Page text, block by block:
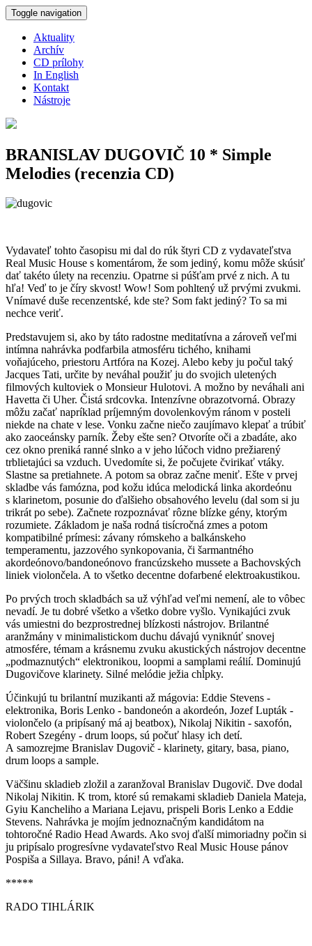
Skočiť na hlavný obsah
Toggle navigation
Aktuality
Archív
CD prílohy
In English
Kontakt
Nástroje
BRANISLAV DUGOVIČ 10 * Simple
Melodies (recenzia CD)
Vydavateľ tohto časopisu mi dal do rúk štyri CD z vydavateľstva
Real Music House s komentárom, že som jediný, komu môže skúsiť
dať takéto úlety na recenziu. Opatrne si púšťam prvé z nich. A tu
hľa! Veď to je číry skvost! Wow! Som pohltený už prvými zvukmi.
Vnímavé duše recenzentské, kde ste? Som fakt jediný? To sa mi
nechce veriť.
Predstavujem si, ako by táto radostne meditatívna a zároveň veľmi
intímna nahrávka podfarbila atmosféru tichého, knihami
voňajúceho, priestoru Artfóra na Kozej. Alebo keby ju počul taký
Jacques Tati, určite by neváhal použiť ju do svojich uletených
filmových kultoviek o Monsieur Hulotovi. A možno by neváhali ani
Havetta či Uher. Čistá srdcovka. Intenzívne obrazotvorná. Obrazy
môžu začať napríklad príjemným dovolenkovým ránom v posteli
niekde na chate v lese. Vonku začne niečo zaujímavo klepať a trúbiť
ako zaoceánsky parník. Žeby ešte sen? Otvoríte oči a zbadáte, ako
cez okno preniká ranné slnko a v jeho lúčoch vidno prežiarený
trblietajúci sa vzduch. Uvedomíte si, že počujete čvirikať vtáky.
Slastne sa pretiahnete. A potom sa obraz začne meniť. Ešte v prvej
skladbe vás famózna, pod kožu idúca melodická linka akordeónu
s klarinetom, posunie do ďalšieho obsahového levelu (dal som si ju
trikrát po sebe). Začnete rozpoznávať rôzne blízke gény, ktorým
rozumiete. Základom je naša rodná tisícročná zmes a potom
kompatibilné prímesi: závany rómskeho a balkánskeho
temperamentu, jazzového synkopovania, či šarmantného
akordeónovo/bandoneónovo francúzskeho mussete a Bachovských
liniek violončela. A to všetko decentne dofarbené elektroakustikou.
Po prvých troch skladbách sa už výhľad veľmi nemení, ale to vôbec
nevadí. Je tu dobré všetko a všetko dobre vyšlo. Vynikajúci zvuk
vás umiestni do bezprostrednej blízkosti nástrojov. Brilantné
aranžmány v minimalistickom duchu dávajú vyniknúť snovej
atmosfére, témam a krásnemu zvuku akustických nástrojov decentne
„podmaznutých“ elektronikou, loopmi a samplami reálií. Dominujú
Dugovičove klarinety. Silné melódie ježia chĺpky.
Účinkujú tu brilantní muzikanti až mágovia: Eddie Stevens -
elektronika, Boris Lenko - bandoneón a akordeón, Jozef Lupták -
violončelo (a pripísaný má aj beatbox), Nikolaj Nikitin - saxofón,
Robert Szegény - drum loops, sú počuť hlasy ich detí.
A samozrejme Branislav Dugovič - klarinety, gitary, basa, piano,
drum loops a sample.
Väčšinu skladieb zložil a zaranžoval Branislav Dugovič. Dve dodal
Nikolaj Nikitin. K trom, ktoré sú remakami skladieb Daniela Mateja,
Gyiu Kancheliho a Mariana Lejavu, prispeli Boris Lenko a Eddie
Stevens. Nahrávka je mojím jednoznačným kandidátom na
tohtoročné Radio Head Awards. Ako svoj ďalší mimoriadny počin si
ju pripísalo progresívne vydavateľstvo Real Music House pánov
Pospiša a Sillaya. Bravo, páni! A vďaka.
*****
RADO TIHLÁRIK